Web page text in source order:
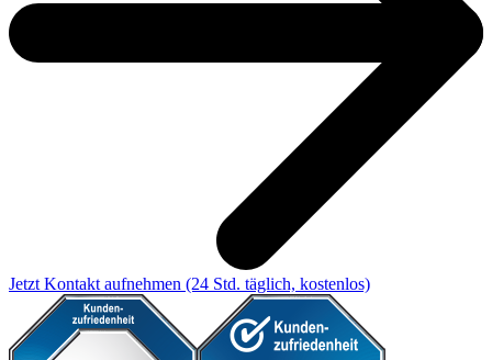
Jetzt Kontakt aufnehmen (24 Std. täglich, kostenlos)